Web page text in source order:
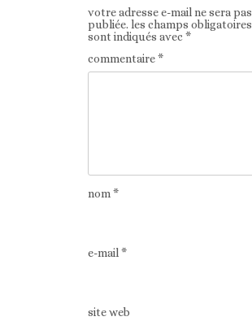
votre adresse e-mail ne sera pas
publiée. les champs obligatoires
sont indiqués avec*
commentaire*
nom*
e-mail*
site web